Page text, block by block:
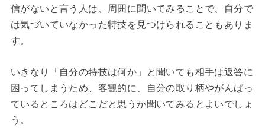
信がないと言う人は、周囲に聞いてみることで、自分で
は気づいていなかった特技を見つけられることもありま
す。
いきなり「自分の特技は何か」と聞いても相手は返答に
困ってしまうため、客観的に、自分の取り柄やがんばっ
ているところはどこだと思うか聞いてみるとよいでしょ
う。